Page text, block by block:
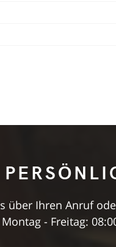
über Ihren Anruf
Montag - Freitag: